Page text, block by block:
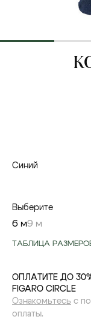
Синий
Выберите
6 м9 м
ТАБЛИЦА
ОПЛАТИТЕ ДО
FIGARO CIRCLE
Ознакомьтесь с
оплаты.